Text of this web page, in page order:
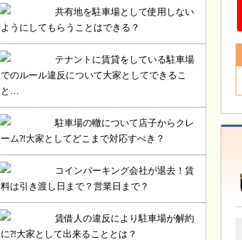
共有地を駐車場として使用しない
ようにしてもらうことはできる？
テナントに賃貸をしている駐車場
でのルール違反について大家としてできるこ
と…
駐車場の轍について店子からクレ
ーム⁈大家としてどこまで対応すべき？
コインパーキング会社が退去！賃
料は引き渡し日まで？営業日まで？
賃借人の違反により駐車場が解約
に⁈大家として出来ることとは？